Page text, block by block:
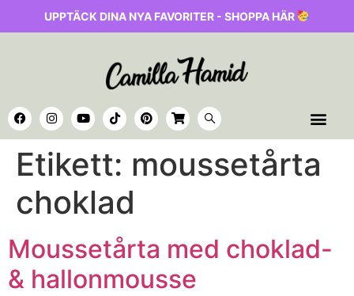
UPPTÄCK DINA NYA FAVORITER - SHOPPA HÄR
Etikett: moussetårta
choklad
Moussetårta med choklad-
& hallonmousse